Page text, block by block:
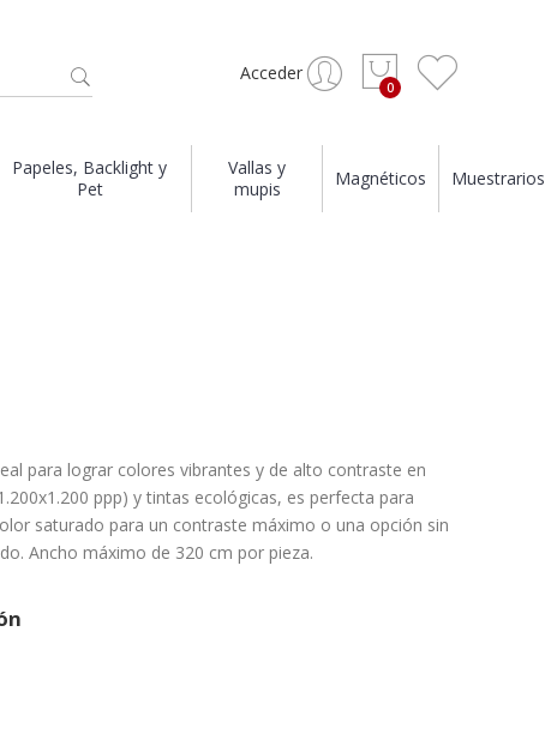
Acceder
Papeles, Backlight y
Pet
Vallas y
mupis
Magnéticos Muestrarios
para lograr colores vibrantes y de alto contraste en
ppp) y tintas ecológicas, es perfecta para
saturado para un contraste máximo o una opción sin
Ancho máximo de 320 cm por pieza.